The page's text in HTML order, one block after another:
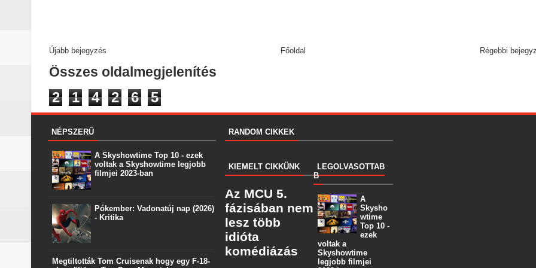
Újabb bejegyzés Régebbi
Főoldal
Összes oldalmegjelenítés
2 1 4 2 6 5
NÉPSZERŰ
A Skyshowtime Top 10 - ezek
voltak a Skyshowtime legjobb
filmjei 2023-ban
Pókember: Vadonatúj nap (2026)
- Kritika
Megtiltották Tom Cruisenak hogy egy F-18-
RANDOM CIKKEK
LEGOLVASOTTAB
B
A
Skysho
wtime
Top 10 -
ezek
voltak a
Skyshowtime
legjobb filmjei
KIEMELT CIKKÜNK
Az MCU 5.
fázisában nem
lesz több
idióta
komédiázás